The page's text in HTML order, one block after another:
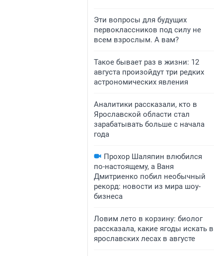
Эти вопросы для будущих
первоклассников под силу не
всем взрослым. А вам?
Такое бывает раз в жизни: 12
августа произойдут три редких
астрономических явления
Аналитики рассказали, кто в
Ярославской области стал
зарабатывать больше с начала
года
Прохор Шаляпин влюбился
по-настоящему, а Ваня
Дмитриенко побил необычный
рекорд: новости из мира шоу-
бизнеса
Ловим лето в корзину: биолог
рассказала, какие ягоды искать в
ярославских лесах в августе